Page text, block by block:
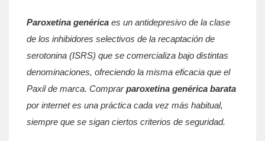
Paroxetina genérica es un antidepresivo de la clase
de los inhibidores selectivos de la recaptación de
serotonina (ISRS) que se comercializa bajo distintas
denominaciones, ofreciendo la misma eficacia que el
Paxil de marca. Comprarparoxetina genérica barata
por internet es una práctica cada vez más habitual,
siempre que se sigan ciertos criterios de seguridad.